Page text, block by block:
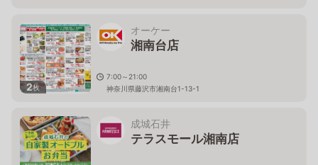
2枚
オーケー
湘南台店
7:00～21:00
神奈川県藤沢市湘南台1-13-1
成城石井
テラスモール湘南店